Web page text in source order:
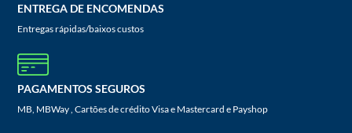
ENTREGA DE ENCOMENDAS
Entregas rápidas/baixos custos
PAGAMENTOS SEGUROS
MB, MBWay , Cartões de crédito Visa e Mastercard e Payshop